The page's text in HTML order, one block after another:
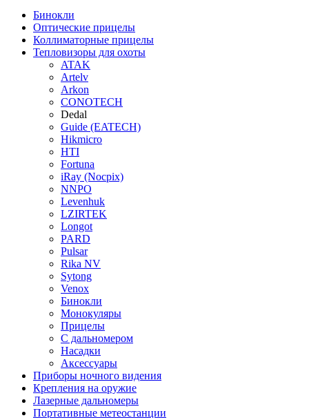
Бинокли
Оптические прицелы
Коллиматорные прицелы
Тепловизоры для охоты
ATAK
Artelv
Arkon
CONOTECH
Dedal
Guide (EATECH)
Hikmicro
HTI
Fortuna
iRay (Nocpix)
NNPO
Levenhuk
LZIRTEK
Longot
PARD
Pulsar
Rika NV
Sytong
Venox
Бинокли
Монокуляры
Прицелы
С дальномером
Насадки
Аксессуары
Приборы ночного видения
Крепления на оружие
Лазерные дальномеры
Портативные метеостанции